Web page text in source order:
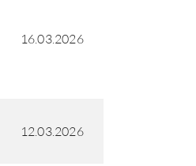
16.03.2026
12.03.2026